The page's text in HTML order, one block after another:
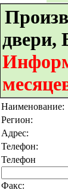
двери,
Наименование:
Регион:
Адрес:
Телефон:
Телефон
Факс: